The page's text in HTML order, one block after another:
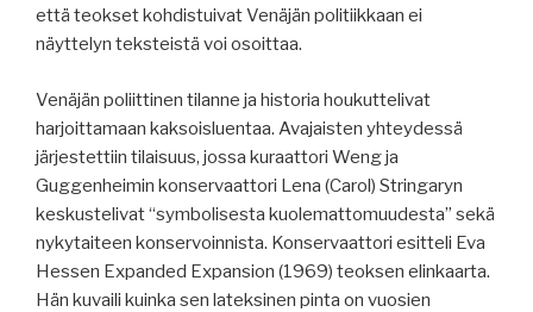
että teokset kohdistuivat Venäjän politiikkaan ei
näyttelyn teksteistä voi osoittaa.
Venäjän poliittinen tilanne ja historia houkuttelivat
harjoittamaan kaksoisluentaa. Avajaisten yhteydessä
järjestettiin tilaisuus, jossa kuraattori Weng ja
Guggenheimin konservaattori Lena (Carol) Stringaryn
keskustelivat “symbolisesta kuolemattomuudesta” sekä
nykytaiteen konservoinnista. Konservaattori esitteli Eva
Hessen Expanded Expansion (1969) teoksen elinkaarta.
Hän kuvaili kuinka sen lateksinen pinta on vuosien